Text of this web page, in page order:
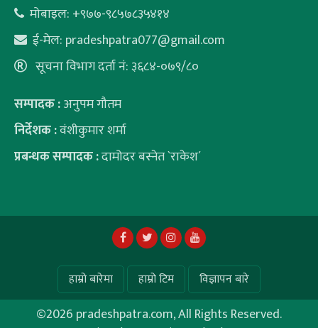
मोबाइल: +९७७-९८५७८३५४१४
ई-मेल: pradeshpatra077@gmail.com
सूचना विभाग दर्ता नं: ३६८४-०७९/८०
सम्पादक :अनुपम गौतम
निर्देशक :वंशीकुमार शर्मा
प्रबन्धक सम्पादक :दामोदर बस्नेत `राकेश´
हाम्रो बारेमा हाम्रो टिम विज्ञापन बारे
©2026 pradeshpatra.com, All Rights Reserved.